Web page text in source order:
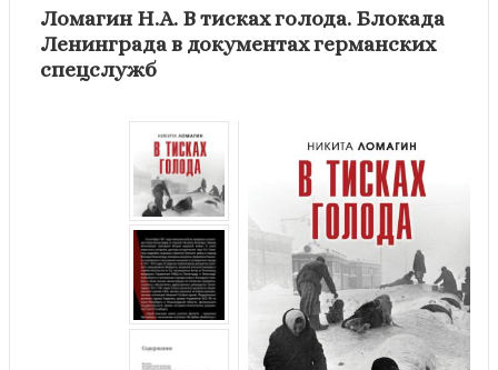
Ломагин Н.А. В тисках голода. Блокада
Ленинграда в документах германских
спецслужб